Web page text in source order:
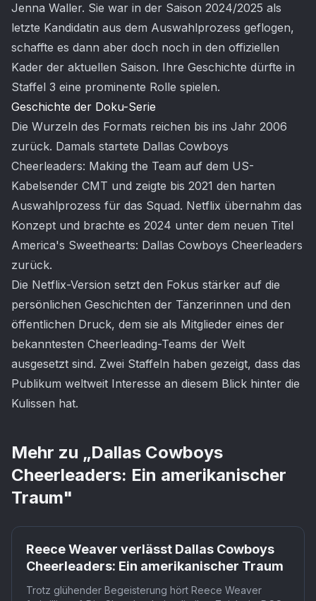
Jenna Waller. Sie war in der Saison 2024/2025 als
letzte Kandidatin aus dem Auswahlprozess geflogen,
schaffte es dann aber doch noch in den offiziellen
Kader der aktuellen Saison. Ihre Geschichte dürfte in
Staffel 3 eine prominente Rolle spielen.
Geschichte der Doku-Serie
Die Wurzeln des Formats reichen bis ins Jahr 2006
zurück. Damals startete Dallas Cowboys
Cheerleaders: Making the Team auf dem US-
Kabelsender CMT und zeigte bis 2021 den harten
Auswahlprozess für das Squad. Netflix übernahm das
Konzept und brachte es 2024 unter dem neuen Titel
America's Sweethearts: Dallas Cowboys Cheerleaders
zurück.
Die Netflix-Version setzt den Fokus stärker auf die
persönlichen Geschichten der Tänzerinnen und den
öffentlichen Druck, dem sie als Mitglieder eines der
bekanntesten Cheerleading-Teams der Welt
ausgesetzt sind. Zwei Staffeln haben gezeigt, dass das
Publikum weltweit Interesse an diesem Blick hinter die
Kulissen hat.
Mehr zu „Dallas Cowboys
Cheerleaders: Ein amerikanischer
Traum"
Netflix
Reece Weaver verlässt Dallas Cowboys
Cheerleaders: Ein amerikanischer Traum
Trotz glühender Begeisterung hört Reece Weaver